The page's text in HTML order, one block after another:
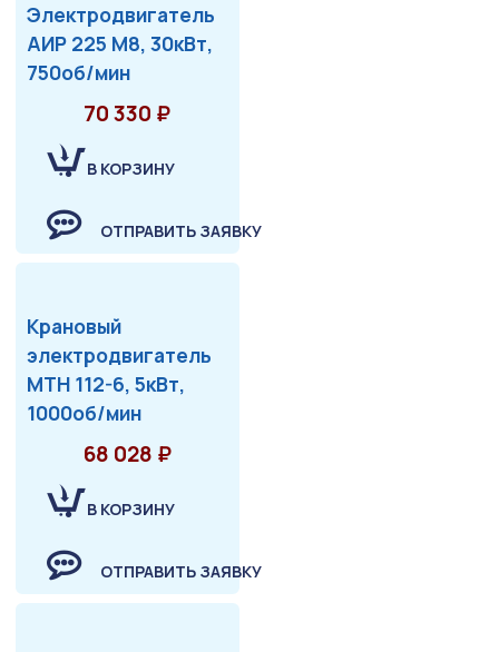
Электродвигатель
АИР 225 М8, 30кВт,
750об/мин
70 330 ₽
В КОРЗИНУ
ОТПРАВИТЬ ЗАЯВКУ
Крановый
электродвигатель
МТН 112-6, 5кВт,
1000об/мин
68 028 ₽
В КОРЗИНУ
ОТПРАВИТЬ ЗАЯВКУ